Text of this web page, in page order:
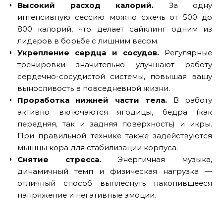
Высокий расход калорий. За одну
интенсивную сессию можно сжечь от 500 до
800 калорий, что делает сайклинг одним из
лидеров в борьбе с лишним весом.
Укрепление сердца и сосудов.Регулярные
тренировки значительно улучшают работу
сердечно-сосудистой системы, повышая вашу
выносливость в повседневной жизни.
Проработка нижней части тела. В работу
активно включаются ягодицы, бедра (как
передняя, так и задняя поверхность) и икры.
При правильной технике также задействуются
мышцы кора для стабилизации корпуса.
Снятие стресса.Энергичная музыка,
динамичный темп и физическая нагрузка —
отличный способ выплеснуть накопившееся
напряжение и негативные эмоции.